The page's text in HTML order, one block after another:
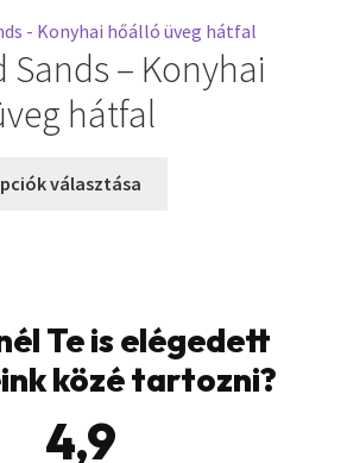
Sands – Konyhai
hátfal
választása
Te is elégedett
közé tartozni?
4,9